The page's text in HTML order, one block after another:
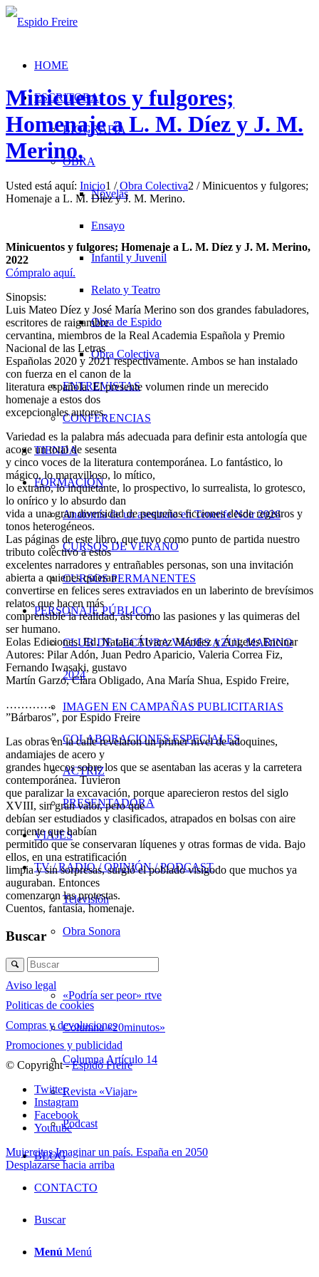
HOME
ESCRITORA
BIOGRAFÍA
OBRA
Novelas
Ensayo
Infantil y Juvenil
Relato y Teatro
Obra de Espido
Obra Colectiva
ENTREVISTAS
CONFERENCIAS
TIENDA
FORMACIÓN
Anatomía de un asesinato en Tenerife Noir 2026
CURSOS DE VERANO
CURSOS PERMANENTES
PERSONAJE PÚBLICO
CLUB DE LECTURA VIAJES AZUL MARINO
2024
IMAGEN EN CAMPAÑAS PUBLICITARIAS
COLABORACIONES ESPECIALES
ACTRIZ
PRESENTADORA
VIAJES
TV / RADIO / OPINIÓN / PODCAST
Televisión
Obra Sonora
«Podría ser peor» rtve
Columna «20minutos»
Columna Artículo 14
Revista «Viajar»
Podcast
BLOG
CONTACTO
Buscar
Menú Menú
Minicuentos y fulgores;
Homenaje a L. M. Díez y J. M.
Merino.
Usted está aquí: Inicio1 / Obra Colectiva2 / Minicuentos y fulgores;
Homenaje a L. M. Díez y J. M. Merino.
Minicuentos y fulgores; Homenaje a L. M. Díez y J. M. Merino,
2022
Cómpralo aquí.
Sinopsis:
Luis Mateo Díez y José María Merino son dos grandes fabuladores,
escritores de raigambre
cervantina, miembros de la Real Academia Española y Premio
Nacional de las Letras
Españolas 2020 y 2021 respectivamente. Ambos se han instalado
con fuerza en el canon de la
literatura española. El presente volumen rinde un merecido
homenaje a estos dos
excepcionales autores.
Variedad es la palabra más adecuada para definir esta antología que
acoge un total de sesenta
y cinco voces de la literatura contemporánea. Lo fantástico, lo
mágico, lo maravilloso, lo mítico,
lo extraño, lo inquietante, lo prospectivo, lo surrealista, lo grotesco,
lo onírico y lo absurdo dan
vida a una gran diversidad de pequeñas ficciones desde registros y
tonos heterogéneos.
Las páginas de este libro, que tuvo como punto de partida nuestro
tributo colectivo a estos
excelentes narradores y entrañables personas, son una invitación
abierta a quienes quieran
convertirse en felices seres extraviados en un laberinto de brevísimos
relatos que hacen más
comprensible la realidad, así como las pasiones y las quimeras del
ser humano.
Eolas Ediciones. Ed. Natalia Álvarez Méndez y Ángeles Encinar
Autores: Pilar Adón, Juan Pedro Aparicio, Valeria Correa Fiz,
Fernando Iwasaki, gustavo
Martín Garzo, Clara Obligado, Ana María Shua, Espido Freire,
………….
”Bárbaros”, por Espido Freire
Las obras en la calle revelaron un primer nivel de adoquines,
andamiajes de acero y
grandes huecos sobre los que se asentaban las aceras y la carretera
contemporánea. Tuvieron
que paralizar la excavación, porque aparecieron restos del siglo
XVIII, sin gran valor, pero que
debían ser estudiados y clasificados, atrapados en bolsas con aire
corriente que habían
permitido que se conservaran líquenes y otras formas de vida. Bajo
ellos, en una estratificación
limpia y sin sorpresas, surgió el poblado visigodo que muchos ya
auguraban. Entonces
comenzaron las protestas.
Cuentos, fantasía, homenaje.
Buscar
Aviso legal
Politicas de cookies
Compras y devoluciones
Promociones y publicidad
© Copyright -Espido Freire
Twitter
Instagram
Facebook
Youtube
Mujercitas.Imaginar un país. España en 2050
Desplazarse hacia arriba